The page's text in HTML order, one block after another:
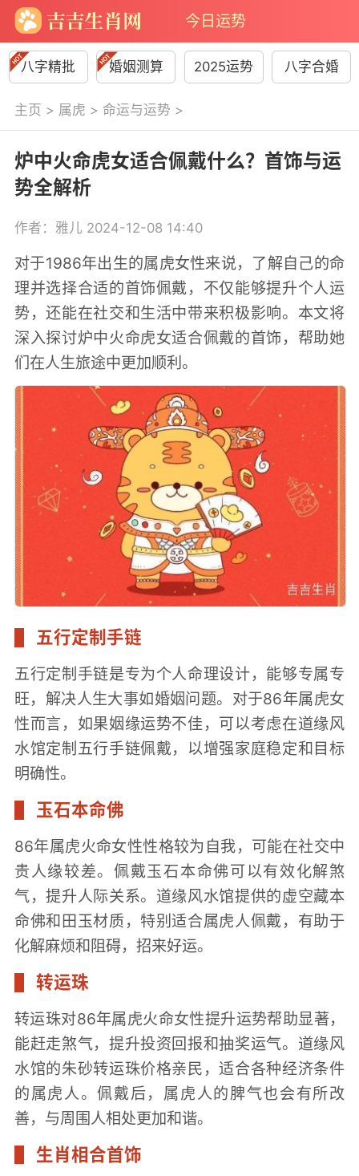
今日运势
八字精批 婚姻测算 2025运势 八字合婚
主页 > 属虎 > 命运与运势 >
炉中火命虎女适合佩戴什么？首饰与运
势全解析
作者：雅儿 2024-12-08 14:40
对于1986年出生的属虎女性来说，了解自己的命
理并选择合适的首饰佩戴，不仅能够提升个人运
势，还能在社交和生活中带来积极影响。本文将
深入探讨炉中火命虎女适合佩戴的首饰，帮助她
们在人生旅途中更加顺利。
五行定制手链
五行定制手链是专为个人命理设计，能够专属专
旺，解决人生大事如婚姻问题。对于86年属虎女
性而言，如果姻缘运势不佳，可以考虑在道缘风
水馆定制五行手链佩戴，以增强家庭稳定和目标
明确性。
玉石本命佛
86年属虎火命女性性格较为自我，可能在社交中
贵人缘较差。佩戴玉石本命佛可以有效化解煞
气，提升人际关系。道缘风水馆提供的虚空藏本
命佛和田玉材质，特别适合属虎人佩戴，有助于
化解麻烦和阻碍，招来好运。
转运珠
转运珠对86年属虎火命女性提升运势帮助显著，
能赶走煞气，提升投资回报和抽奖运气。道缘风
水馆的朱砂转运珠价格亲民，适合各种经济条件
的属虎人。佩戴后，属虎人的脾气也会有所改
善，与周围人相处更加和谐。
生肖相合首饰